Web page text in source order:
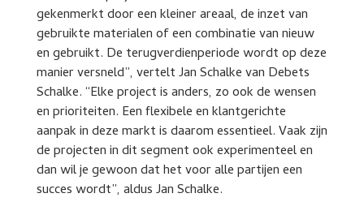
gekenmerkt door een kleiner areaal, de inzet van
gebruikte materialen of een combinatie van nieuw
en gebruikt. De terugverdienperiode wordt op deze
manier versneld”, vertelt Jan Schalke van Debets
Schalke. “Elke project is anders, zo ook de wensen
en prioriteiten. Een flexibele en klantgerichte
aanpak in deze markt is daarom essentieel. Vaak zijn
de projecten in dit segment ook experimenteel en
dan wil je gewoon dat het voor alle partijen een
succes wordt”, aldus Jan Schalke.